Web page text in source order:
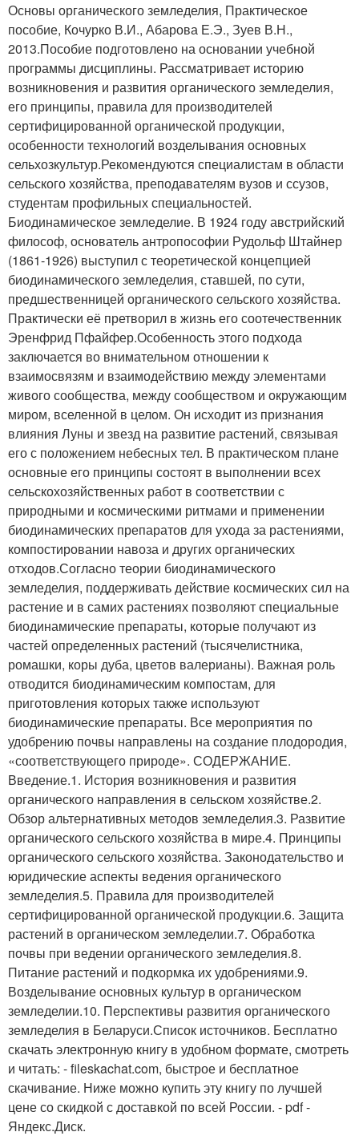
Основы органического земледелия, Практическое
пособие, Кочурко В.И., Абарова Е.Э., Зуев В.Н.,
2013.Пособие подготовлено на основании учебной
программы дисциплины. Рассматривает историю
возникновения и развития органического земледелия,
его принципы, правила для производителей
сертифицированной органической продукции,
особенности технологий возделывания основных
сельхозкультур.Рекомендуются специалистам в области
сельского хозяйства, преподавателям вузов и ссузов,
студентам профильных специальностей.
Биодинамическое земледелие. В 1924 году австрийский
философ, основатель антропософии Рудольф Штайнер
(1861-1926) выступил с теоретической концепцией
биодинамического земледелия, ставшей, по сути,
предшественницей органического сельского хозяйства.
Практически её претворил в жизнь его соотечественник
Эренфрид Пфайфер.Особенность этого подхода
заключается во внимательном отношении к
взаимосвязям и взаимодействию между элементами
живого сообщества, между сообществом и окружающим
миром, вселенной в целом. Он исходит из признания
влияния Луны и звезд на развитие растений, связывая
его с положением небесных тел. В практическом плане
основные его принципы состоят в выполнении всех
сельскохозяйственных работ в соответствии с
природными и космическими ритмами и применении
биодинамических препаратов для ухода за растениями,
компостировании навоза и других органических
отходов.Согласно теории биодинамического
земледелия, поддерживать действие космических сил на
растение и в самих растениях позволяют специальные
биодинамические препараты, которые получают из
частей определенных растений (тысячелистника,
ромашки, коры дуба, цветов валерианы). Важная роль
отводится биодинамическим компостам, для
приготовления которых также используют
биодинамические препараты. Все мероприятия по
удобрению почвы направлены на создание плодородия,
«соответствующего природе». СОДЕРЖАНИЕ.
Введение.1. История возникновения и развития
органического направления в сельском хозяйстве.2.
Обзор альтернативных методов земледелия.3. Развитие
органического сельского хозяйства в мире.4. Принципы
органического сельского хозяйства. Законодательство и
юридические аспекты ведения органического
земледелия.5. Правила для производителей
сертифицированной органической продукции.6. Защита
растений в органическом земледелии.7. Обработка
почвы при ведении органического земледелия.8.
Питание растений и подкормка их удобрениями.9.
Возделывание основных культур в органическом
земледелии.10. Перспективы развития органического
земледелия в Беларуси.Список источников. Бесплатно
скачать электронную книгу в удобном формате, смотреть
и читать: - fileskachat.com, быстрое и бесплатное
скачивание. Ниже можно купить эту книгу по лучшей
цене со скидкой с доставкой по всей России. - pdf -
Яндекс.Диск.